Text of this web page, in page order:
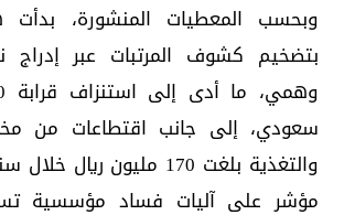
وبحسب المعطيات المنشورة، بدأت
سعودي، إلى جانب اقتطاعات من
والتغذية بلغت 170 مليون
مؤشر على آليات فساد مؤسسية